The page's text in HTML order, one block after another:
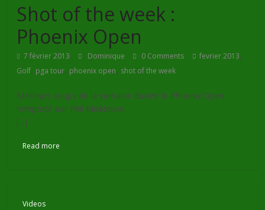
Shot of the week :
Phoenix Open
7 février 2013 Dominique 0 Comments fevrier 2013,
Golf, pga tour, phoenix open, shot of the week
Meilleurs coups de la semaine durant le Phoenix Open
remporté par Phil Mickelson.
[...]
Read more
Videos